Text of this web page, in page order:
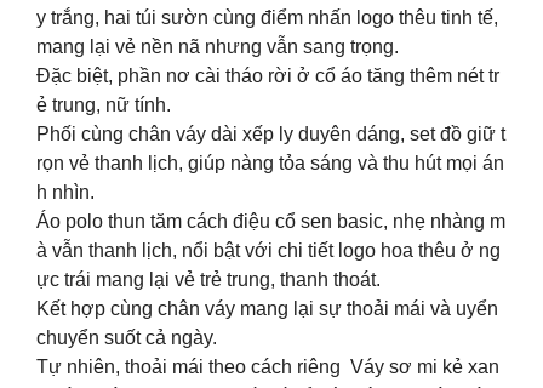
y trắng, hai túi sườn cùng điểm nhấn logo thêu tinh tế,
mang lại vẻ nền nã nhưng vẫn sang trọng.
Đặc biệt, phần nơ cài tháo rời ở cổ áo tăng thêm nét tr
ẻ trung, nữ tính.
Phối cùng chân váy dài xếp ly duyên dáng, set đồ giữ t
rọn vẻ thanh lịch, giúp nàng tỏa sáng và thu hút mọi án
h nhìn.
Áo polo thun tăm cách điệu cổ sen basic, nhẹ nhàng m
à vẫn thanh lịch, nổi bật với chi tiết logo hoa thêu ở ng
ực trái mang lại vẻ trẻ trung, thanh thoát.
Kết hợp cùng chân váy mang lại sự thoải mái và uyển
chuyển suốt cả ngày.
Tự nhiên, thoải mái theo cách riêng Váy sơ mi kẻ xan